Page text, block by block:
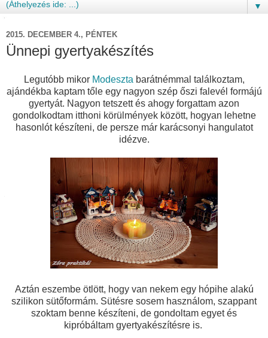
▼
2015. DECEMBER 4., PÉNTEK
Ünnepi gyertyakészítés
Legutóbb mikor Modeszta barátnémmal találkoztam,
ajándékba kaptam tőle egy nagyon szép őszi falevél formájú
gyertyát. Nagyon tetszett és ahogy forgattam azon
gondolkodtam itthoni körülmények között, hogyan lehetne
hasonlót készíteni, de persze már karácsonyi hangulatot
idézve.
Aztán eszembe ötlött, hogy van nekem egy hópihe alakú
szilikon sütőformám. Sütésre sosem használom, szappant
szoktam benne készíteni, de gondoltam egyet és
kipróbáltam gyertyakészítésre is.